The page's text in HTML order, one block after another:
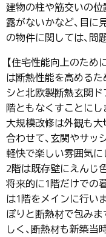
建物の柱や筋交いの位
露がないかなど、目に
の物件に関しては、問
【住宅性能向上のため
は断熱性能を高める
シと北欧製断熱玄関ド
階ともなくすことにし
大規模改修は外観も
合わせて、玄関やサッ
軽快で楽しい雰囲気に
2階は既存壁にえんじ
将来的に1階だけでの
は1階をメインに行い
ぽりと断熱材で包みま
しく、断熱材も新築当